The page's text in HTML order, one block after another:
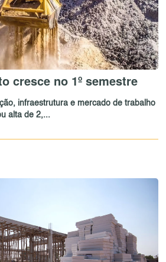
cresce no 1º semestre
infraestrutura e mercado de trabalho
alta de 2,...